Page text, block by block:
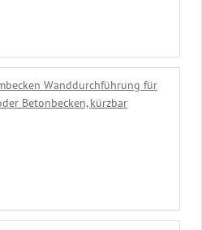
Wanddurchführung für
Betonbecken, kürzbar